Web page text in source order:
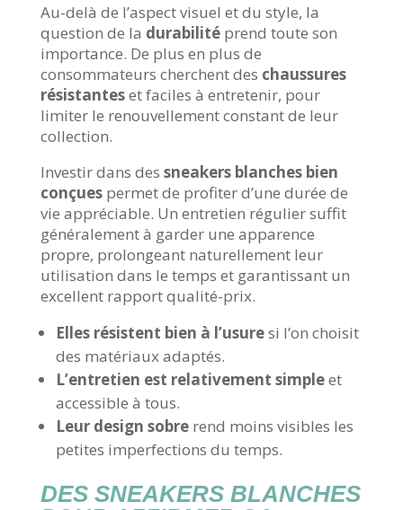
Au-delà de l’aspect visuel et du style, la
question de la durabilitéprend toute son
importance. De plus en plus de
consommateurs cherchent des chaussures
résistanteset faciles à entretenir, pour
limiter le renouvellement constant de leur
collection.
Investir dans des sneakers blanches bien
conçuespermet de profiter d’une durée de
vie appréciable. Un entretien régulier suffit
généralement à garder une apparence
propre, prolongeant naturellement leur
utilisation dans le temps et garantissant un
excellent rapport qualité-prix.
Elles résistent bien à l’usuresi l’on choisit
des matériaux adaptés.
L’entretien est relativement simpleet
accessible à tous.
Leur design sobrerend moins visibles les
petites imperfections du temps.
DES SNEAKERS BLANCHES